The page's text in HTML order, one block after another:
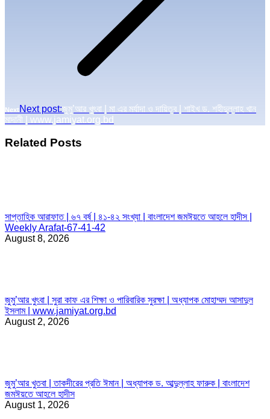
Next Next post:জুমু’আর খুৎবা | মা এর মর্যাদা ও দায়িত্ব | শাইখ ড. শহীদুল্লাহ খান
মাদানী | www.jamiyat.org.bd
Related Posts
সাপ্তাহিক আরাফাত | ৬৭ বর্ষ | ৪১-৪২ সংখ্যা | বাংলাদেশ জমঈয়তে আহলে হাদীস |
Weekly Arafat-67-41-42
August 8, 2026
জুমু’আর খুৎবা | সুরা কাফ এর শিক্ষা ও পারিবারিক সুরক্ষা | অধ্যাপক মোহাম্মদ আসাদুল
ইসলাম | www.jamiyat.org.bd
August 2, 2026
জুমু’আর খুতবা | তাকদীরের প্রতি ঈমান | অধ্যাপক ড. আব্দুল্লাহ ফারুক | বাংলাদেশ
জমঈয়তে আহলে হাদীস
August 1, 2026